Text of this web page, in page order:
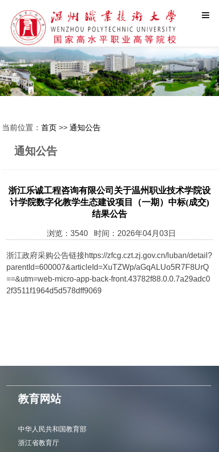
当前位置：首页 >>通知公告
通知公告
浙江乐诚工程咨询有限公司关于温州职业技术学院设
计学院数字化教学生态建设项目（一期）中标(成交)
结果公告
浏览：3540 时间：2026年04月03日
浙江政府采购公告链接https://zfcg.czt.zj.gov.cn/luban/detail?
parentId=600007&articleId=XuTZWp/aGqALUo5R7F8UrQ
==&utm=web-micro-app-back-front.43782f88.0.0.7a29adc0
2f3511f1964d5d578dff9069
教育网站
中华人民共和国教育部
浙江省教育厅